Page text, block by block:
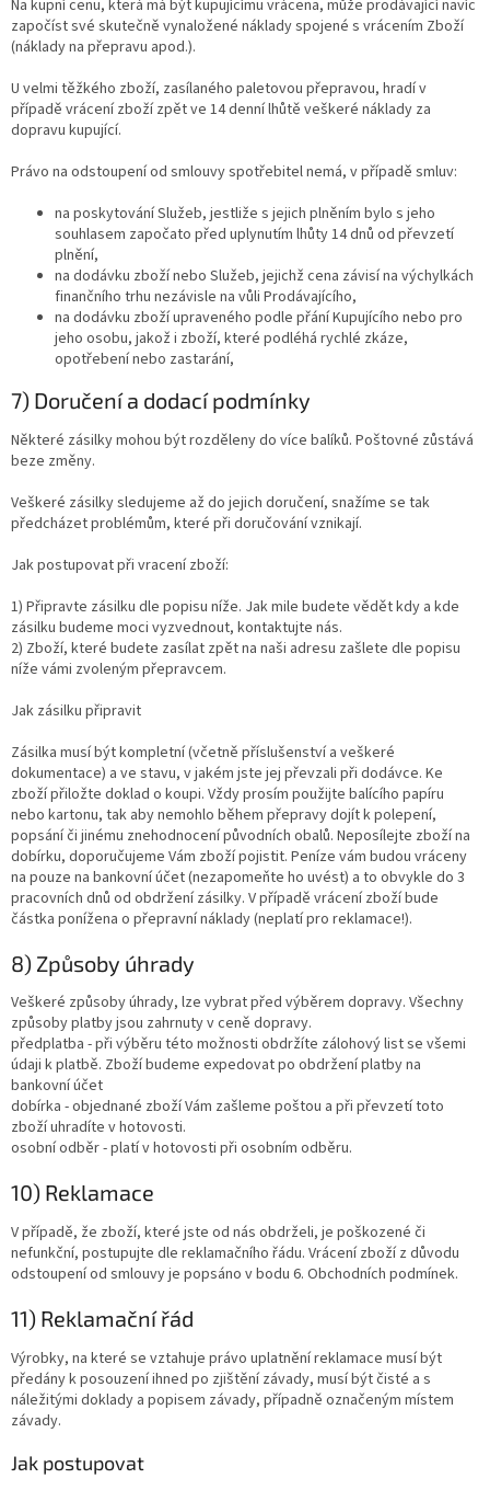
Na kupní cenu, která má být kupujícímu vrácena, může prodávající navíc
započíst své skutečně vynaložené náklady spojené s vrácením Zboží
(náklady na přepravu apod.).
U velmi těžkého zboží, zasílaného paletovou přepravou, hradí v
případě vrácení zboží zpět ve 14 denní lhůtě veškeré náklady za
dopravu kupující.
Právo na odstoupení od smlouvy spotřebitel nemá, v případě smluv:
na poskytování Služeb, jestliže s jejich plněním bylo s jeho
souhlasem započato před uplynutím lhůty 14 dnů od převzetí
plnění,
na dodávku zboží nebo Služeb, jejichž cena závisí na výchylkách
finančního trhu nezávisle na vůli Prodávajícího,
na dodávku zboží upraveného podle přání Kupujícího nebo pro
jeho osobu, jakož i zboží, které podléhá rychlé zkáze,
opotřebení nebo zastarání,
7) Doručení a dodací podmínky
Některé zásilky mohou být rozděleny do více balíků. Poštovné zůstává
beze změny.
Veškeré zásilky sledujeme až do jejich doručení, snažíme se tak
předcházet problémům, které při doručování vznikají.
Jak postupovat při vracení zboží:
1) Připravte zásilku dle popisu níže. Jak mile budete vědět kdy a kde
zásilku budeme moci vyzvednout, kontaktujte nás.
2) Zboží, které budete zasílat zpět na naši adresu zašlete dle popisu
níže vámi zvoleným přepravcem.
Jak zásilku připravit
Zásilka musí být kompletní (včetně příslušenství a veškeré
dokumentace) a ve stavu, v jakém jste jej převzali při dodávce. Ke
zboží přiložte doklad o koupi. Vždy prosím použijte balícího papíru
nebo kartonu, tak aby nemohlo během přepravy dojít k polepení,
popsání či jinému znehodnocení původních obalů. Neposílejte zboží na
dobírku, doporučujeme Vám zboží pojistit. Peníze vám budou vráceny
na pouze na bankovní účet (nezapomeňte ho uvést) a to obvykle do 3
pracovních dnů od obdržení zásilky. V případě vrácení zboží bude
částka ponížena o přepravní náklady (neplatí pro reklamace!).
8) Způsoby úhrady
Veškeré způsoby úhrady, lze vybrat před výběrem dopravy. Všechny
způsoby platby jsou zahrnuty v ceně dopravy.
předplatba - při výběru této možnosti obdržíte zálohový list se všemi
údaji k platbě. Zboží budeme expedovat po obdržení platby na
bankovní účet
dobírka - objednané zboží Vám zašleme poštou a při převzetí toto
zboží uhradíte v hotovosti.
osobní odběr - platí v hotovosti při osobním odběru.
10) Reklamace
V případě, že zboží, které jste od nás obdrželi, je poškozené či
nefunkční, postupujte dle reklamačního řádu. Vrácení zboží z důvodu
odstoupení od smlouvy je popsáno v bodu 6. Obchodních podmínek.
11) Reklamační řád
Výrobky, na které se vztahuje právo uplatnění reklamace musí být
předány k posouzení ihned po zjištění závady, musí být čisté a s
náležitými doklady a popisem závady, případně označeným místem
závady.
Jak postupovat